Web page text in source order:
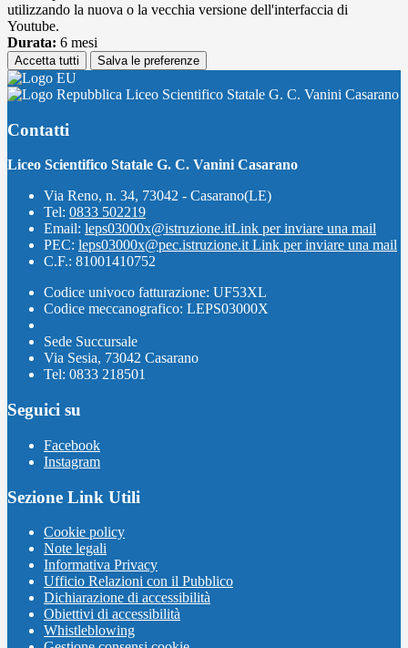
utilizzando la nuova o la vecchia versione dell'interfaccia di
Youtube.
Durata: 6 mesi
Accetta tutti Salva le preferenze
Liceo Scientifico Statale G. C. Vanini Casarano
Contatti
Liceo Scientifico Statale G. C. Vanini Casarano
Via Reno, n. 34, 73042 - Casarano(LE)
Tel: 0833 502219
Email: leps03000x@istruzione.itLink per inviare una mail
PEC: leps03000x@pec.istruzione.it Link per inviare una mail
C.F.: 81001410752
Codice univoco fatturazione: UF53XL
Codice meccanografico: LEPS03000X
Sede Succursale
Via Sesia, 73042 Casarano
Tel: 0833 218501
Seguici su
Facebook
Instagram
Sezione Link Utili
Cookie policy
Note legali
Informativa Privacy
Ufficio Relazioni con il Pubblico
Dichiarazione di accessibilità
Obiettivi di accessibilità
Whistleblowing